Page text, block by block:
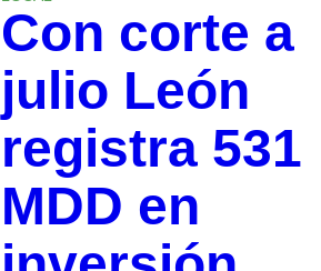
Con corte a
julio León
registra 531
MDD en